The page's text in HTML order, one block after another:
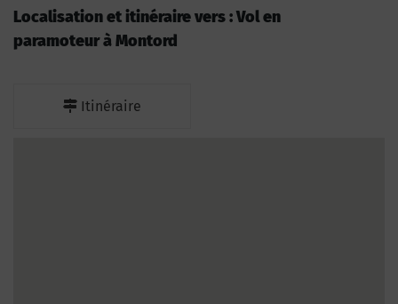
Localisation et itinéraire vers : Vol en
paramoteur à Montord
Itinéraire